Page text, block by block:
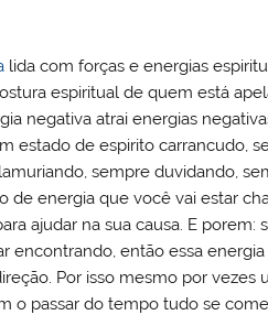
lida com forças e energias
espiritual de quem está
negativa atrai energias
estado de espirito carrancudo,
sempre duvidando,
de energia que você vai estar
ajudar na sua causa. E
encontrando, então essa
Por isso mesmo por
o passar do tempo tudo se